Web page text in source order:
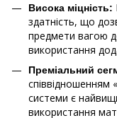
Висока міцність:
здатність, що
предмети вагою
використання
Преміальний
системи є
використання